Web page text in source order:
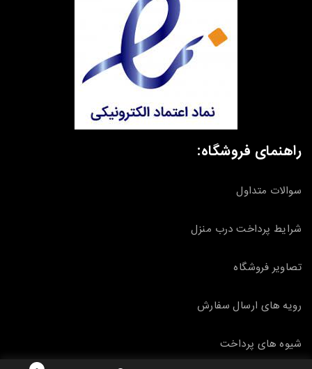
راهنمای فروشگاه:
سوالات متداول
شرایط پرداخت درب منزل
تصاویر فروشگاه
رویه های ارسال سفارش
شیوه های پرداخت